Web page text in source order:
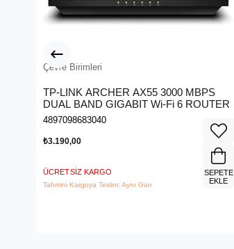
Çevre Birimleri
TP-LINK ARCHER AX55 3000 MBPS
DUAL BAND GIGABIT Wi-Fi 6 ROUTER
4897098683040
₺3.190,00
ÜCRETSIZ KARGO
Tahmini Kargoya Teslim: Aynı Gün
SEPETE
EKLE